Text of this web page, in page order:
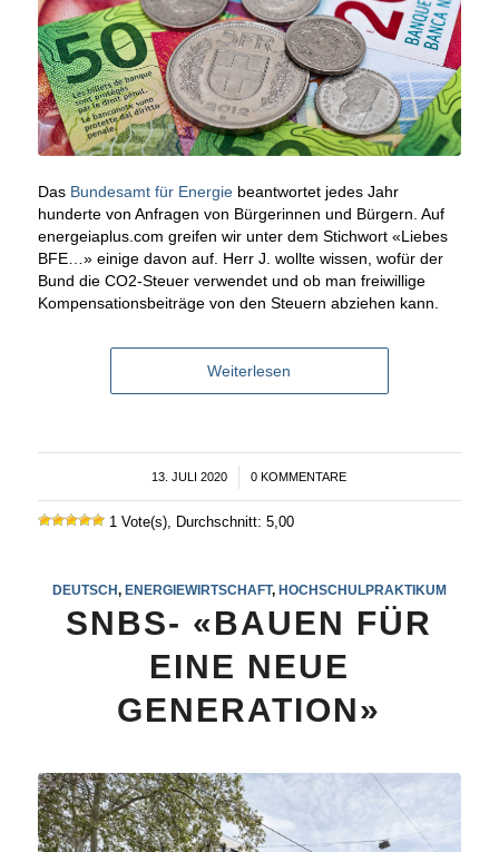
Das Bundesamt für Energiebeantwortet jedes Jahr
hunderte von Anfragen von Bürgerinnen und Bürgern. Auf
energeiaplus.com greifen wir unter dem Stichwort «Liebes
BFE…» einige davon auf. Herr J. wollte wissen, wofür der
Bund die CO2-Steuer verwendet und ob man freiwillige
Kompensationsbeiträge von den Steuern abziehen kann.
Weiterlesen
13. JULI 2020 0 KOMMENTARE
1 Vote(s), Durchschnitt: 5,00
DEUTSCH, ENERGIEWIRTSCHAFT, HOCHSCHULPRAKTIKUM
SNBS- «BAUEN FÜR
EINE NEUE
GENERATION»